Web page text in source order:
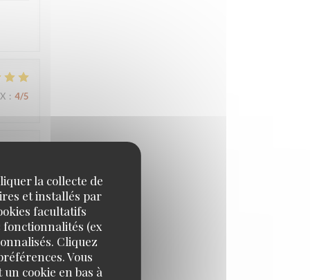
la collecte de
et installés par
facultatifs
(ex
Cliquez
Vous
cookie en bas à
: 4/5
: 5/5